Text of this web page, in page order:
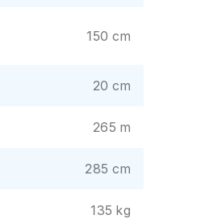
150 cm
20 cm
265 m
285 cm
135 kg